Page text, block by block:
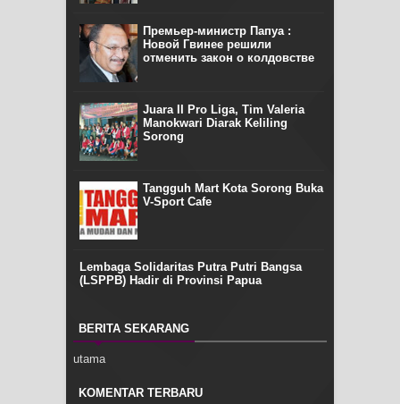
Премьер-министр Папуа :
Новой Гвинее решили
отменить закон о колдовстве
Juara II Pro Liga, Tim Valeria
Manokwari Diarak Keliling
Sorong
Tangguh Mart Kota Sorong Buka
V-Sport Cafe
Lembaga Solidaritas Putra Putri Bangsa
(LSPPB) Hadir di Provinsi Papua
BERITA SEKARANG
utama
KOMENTAR TERBARU